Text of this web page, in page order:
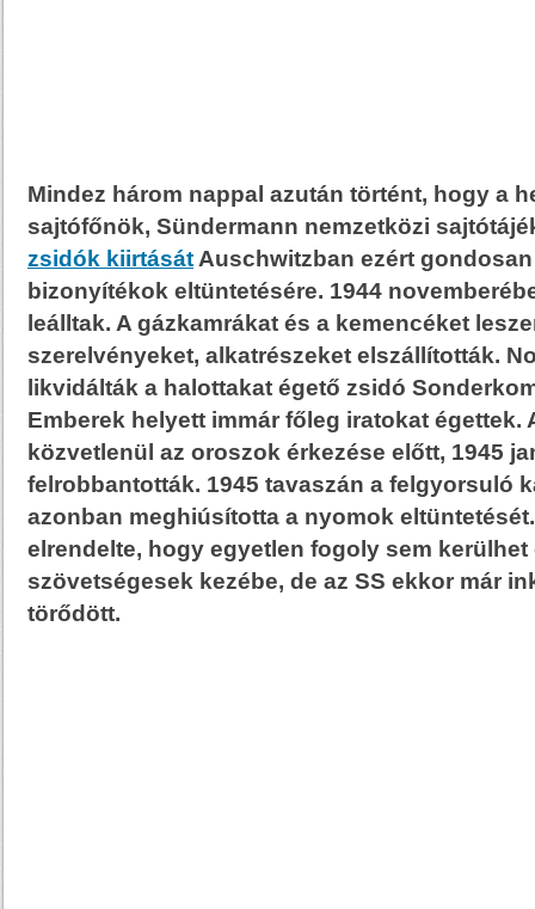
Mindez három nappal azután történt, hogy a
sajtófőnök, Sündermann nemzetközi
zsidók kiirtását Auschwitzban ezért
bizonyítékok eltüntetésére. 1944
leálltak. A gázkamrákat és a kemencéket
szerelvényeket, alkatrészeket elszállították.
likvidálták a halottakat égető zsidó
Emberek helyett immár főleg iratokat égettek.
közvetlenül az oroszok érkezése előtt, 1945
felrobbantották. 1945 tavaszán a felgyorsuló
azonban meghiúsította a nyomok
elrendelte, hogy egyetlen fogoly sem kerülhet
szövetségesek kezébe, de az SS ekkor már
törődött.